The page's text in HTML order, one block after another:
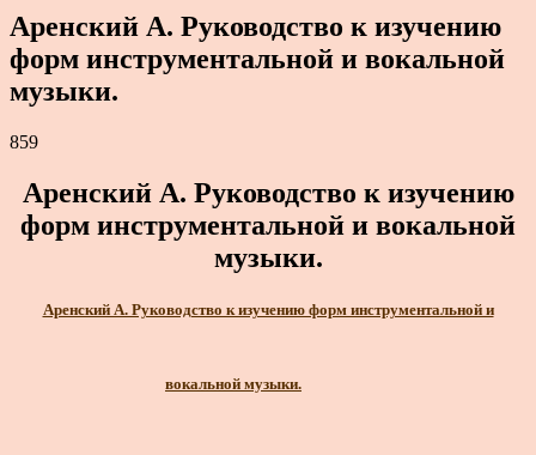
Аренский А. Руководство к изучению
форм инструментальной и вокальной
музыки.
859
Аренский А. Руководство к изучению
форм инструментальной и вокальной
музыки.
Аренский А. Руководство к изучению форм инструментальной и
вокальной музыки.